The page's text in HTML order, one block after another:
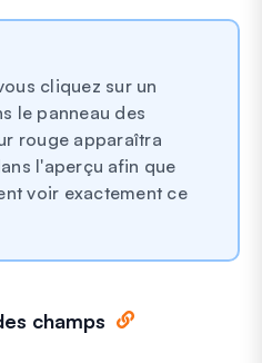
cliquez sur un
le panneau des
rouge apparaîtra
l'aperçu afin que
voir exactement ce
champs